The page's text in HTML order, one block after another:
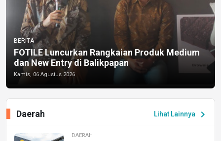
BERITA
FOTILE Luncurkan Rangkaian Produk Medium
dan New Entry di Balikpapan
Kamis, 06 Agustus 2026
Lihat Lainnya chevron_right
Daerah
DAERAH